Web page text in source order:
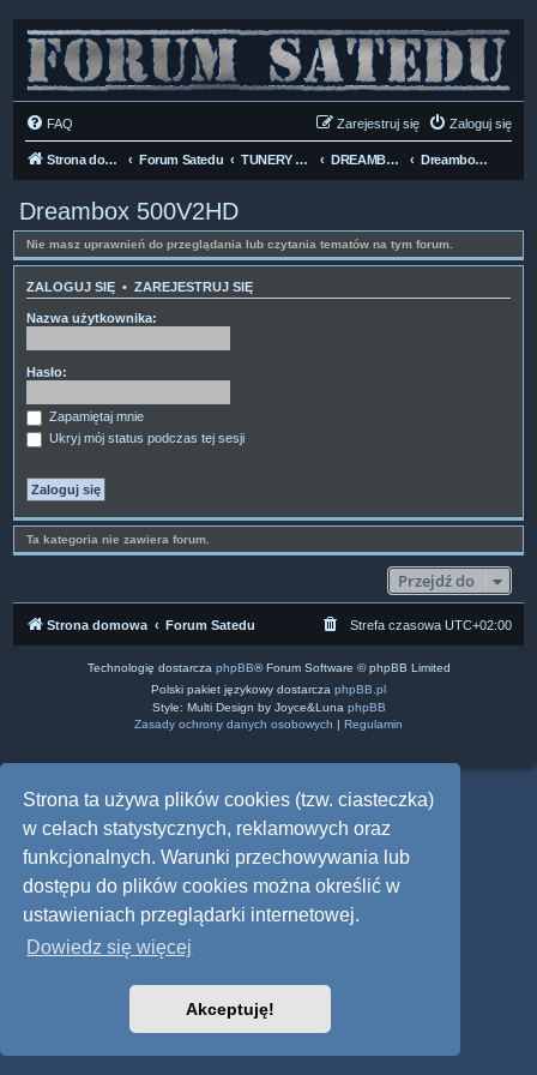
Strona ta używa plików cookies (tzw. ciasteczka)
w celach statystycznych, reklamowych oraz
funkcjonalnych. Warunki przechowywania lub
dostępu do plików cookies można określić w
ustawieniach przeglądarki internetowej.
Dowiedz się więcej
Akceptuję!
FAQ Zaloguj się
Zarejestruj się
Strona domowa Forum Satedu TUNERY SAT HD-LINUX DREAMBOX HD Dreambox 500V2HD
Dreambox 500V2HD
Nie masz uprawnień do przeglądania lub czytania tematów na tym forum.
ZALOGUJ SIĘ • ZAREJESTRUJ SIĘ
Nazwa użytkownika:
Hasło:
Zapamiętaj mnie
Ukryj mój status podczas tej sesji
Ta kategoria nie zawiera forum.
Przejdź do
Strona domowa Forum Satedu Strefa czasowa UTC+02:00
Technologię dostarcza phpBB® Forum Software © phpBB Limited
Polski pakiet językowy dostarcza phpBB.pl
Style: Multi Design by Joyce&Luna phpBB
Zasady ochrony danych osobowych | Regulamin